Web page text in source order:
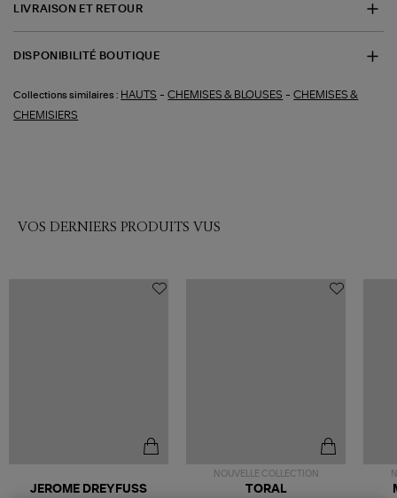
LIVRAISON ET RETOUR
DISPONIBILITÉ BOUTIQUE
Collections similaires : HAUTS -CHEMISES & BLOUSES -CHEMISES &
CHEMISIERS
VOS DERNIERS PRODUITS VUS
JEROME DREYFUSS
NOUVELLE COLLECTION
TORAL